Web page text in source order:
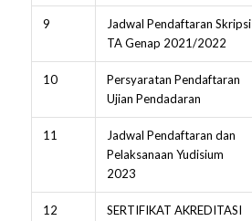
9
Jadwal Pendaftaran Skripsi
TA Genap 2021/2022
10
Persyaratan Pendaftaran
Ujian Pendadaran
11
Jadwal Pendaftaran dan
Pelaksanaan Yudisium
2023
12
SERTIFIKAT AKREDITASI